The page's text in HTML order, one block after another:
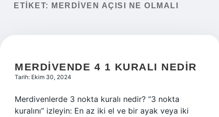
Yasal Uyarı
ETIKET: MERDIVEN AÇISI NE OLMALI
MERDIVENDE 4 1 KURALI NEDIR
Tarih: Ekim 30, 2024
Merdivenlerde 3 nokta kuralı nedir? “3 nokta
kuralını” izleyin: En az iki el ve bir ayak veya iki